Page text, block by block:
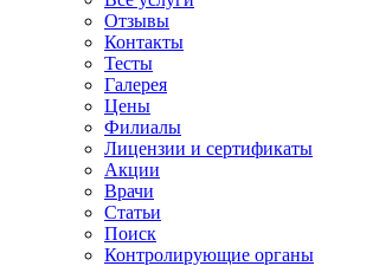
Отзывы
Контакты
Тесты
Галерея
Цены
Филиалы
Лицензии и сертификаты
Акции
Врачи
Статьи
Поиск
Контролирующие органы